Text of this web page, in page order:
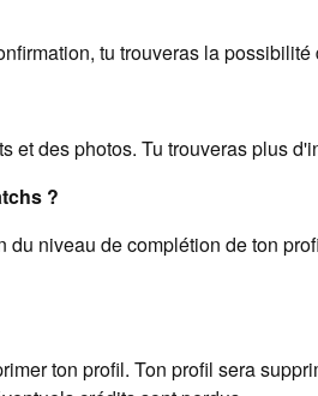
tu trouveras la
et des photos. Tu trouveras plus
?
niveau de complétion de ton
ton profil. Ton profil sera